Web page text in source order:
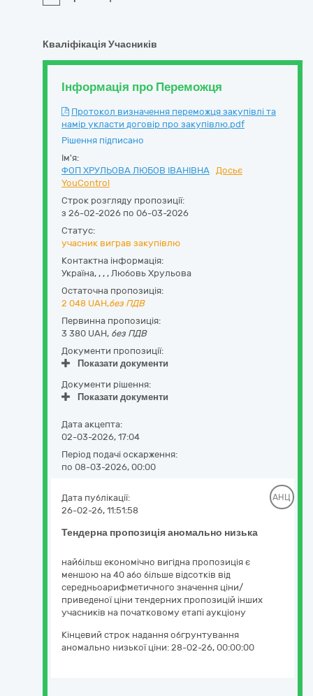
Кваліфікація Учасників
Інформація про Переможця
Протокол визначення переможця закупівлі та
намір укласти договір про закупівлю.pdf
Рішення підписано
Ім'я:
ФОП ХРУЛЬОВА ЛЮБОВ ІВАНІВНА Досьє
YouControl
Строк розгляду пропозиції:
з 26-02-2026 по 06-03-2026
Статус:
учасник виграв закупівлю
Контактна інформація:
Україна, , , , Любовь Хрульова
Остаточна пропозиція:
2 048 UAH,без ПДВ
Первинна пропозиція:
3 380 UAH, без ПДВ
Документи пропозиції:
Показати документи
Документи рішення:
Показати документи
Дата акцепта:
02-03-2026, 17:04
Період подачі оскарження:
по 08-03-2026, 00:00
Тендерна пропозиція аномально низька
Дата публікації:
26-02-26, 11:51:58
АНЦ
найбільш економічно вигідна пропозиція є
меншою на 40 або більше відсотків від
середньоарифметичного значення ціни/
приведеної ціни тендерних пропозицій інших
учасників на початковому етапі аукціону
Кінцевий строк надання обгрунтування
аномально низької ціни: 28-02-26, 00:00:00